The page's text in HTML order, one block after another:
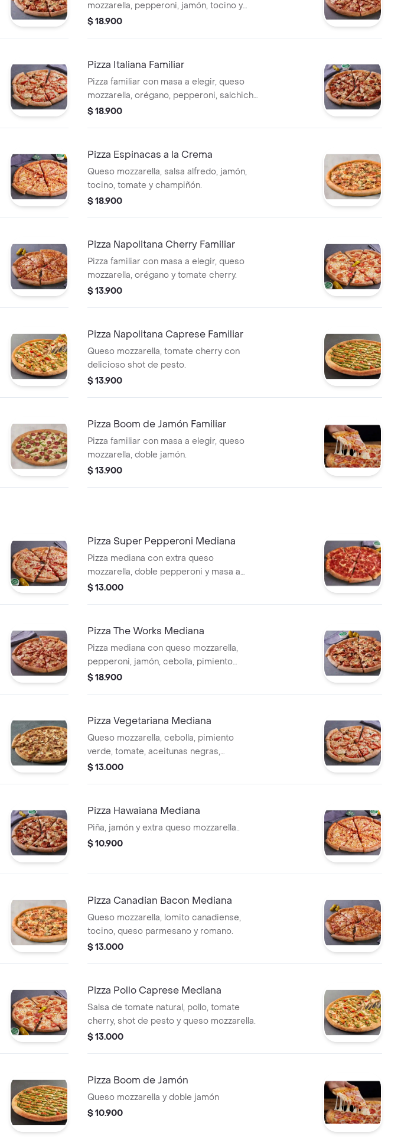
mozzarella, pepperoni, jamón, tocino y
salchicha italiana.
$ 18.900
Pizza Italiana Familiar
Pizza familiar con masa a elegir, queso
mozzarella, orégano, pepperoni, salchicha
italiana, aceitunas negras y champiñón.
$ 18.900
Pizza Espinacas a la Crema
Queso mozzarella, salsa alfredo, jamón,
tocino, tomate y champiñón.
$ 18.900
Pizza Napolitana Cherry Familiar
Pizza familiar con masa a elegir, queso
mozzarella, orégano y tomate cherry.
$ 13.900
Pizza Napolitana Caprese Familiar
Queso mozzarella, tomate cherry con
delicioso shot de pesto.
$ 13.900
Pizza Boom de Jamón Familiar
Pizza familiar con masa a elegir, queso
mozzarella, doble jamón.
$ 13.900
Pizza Super Pepperoni Mediana
Pizza mediana con extra queso
mozzarella, doble pepperoni y masa a
elegir.
$ 13.000
Pizza The Works Mediana
Pizza mediana con queso mozzarella,
pepperoni, jamón, cebolla, pimiento
verde, aceitunas negras, champiñón,
$ 18.900
Pizza Vegetariana Mediana
Queso mozzarella, cebolla, pimiento
verde, tomate, aceitunas negras,
champiñon.
$ 13.000
Pizza Hawaiana Mediana
Piña, jamón y extra queso mozzarella..
$ 10.900
Pizza Canadian Bacon Mediana
Queso mozzarella, lomito canadiense,
tocino, queso parmesano y romano.
$ 13.000
Pizza Pollo Caprese Mediana
Salsa de tomate natural, pollo, tomate
cherry, shot de pesto y queso mozzarella.
$ 13.000
Pizza Boom de Jamón
Queso mozzarella y doble jamón
$ 10.900